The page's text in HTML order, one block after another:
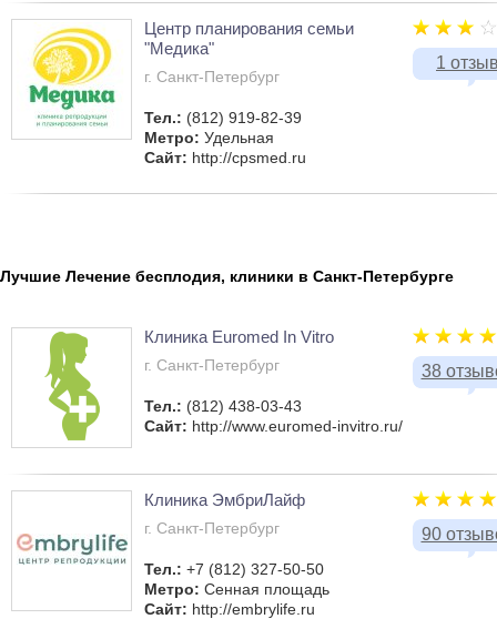
1
Центр планирования семьи
"Медика"
г. Санкт-Петербург
Тел.: (812) 919-82-39
Метро: Удельная
Сайт: http://cpsmed.ru
Лучшие Лечение бесплодия, клиники в Санкт-Петербурге
38
Клиника Euromed In Vitro
г. Санкт-Петербург
Тел.: (812) 438-03-43
Сайт: http://www.euromed-invitro.ru/
90
Клиника ЭмбриЛайф
г. Санкт-Петербург
Тел.: +7 (812) 327-50-50
Метро: Сенная площадь
Сайт: http://embrylife.ru